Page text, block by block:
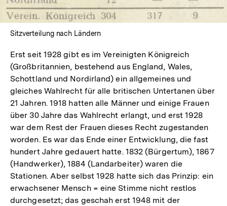
Sitzverteilung nach Ländern
Erst seit 1928 gibt es im Vereinigten Königreich
(Großbritannien, bestehend aus England, Wales,
Schottland und Nordirland) ein allgemeines und
gleiches Wahlrecht für alle britischen Untertanen über
21 Jahren. 1918 hatten alle Männer und einige Frauen
über 30 Jahre das Wahlrecht erlangt, und erst 1928
war dem Rest der Frauen dieses Recht zugestanden
worden. Es war das Ende einer Entwicklung, die fast
hundert Jahre gedauert hatte. 1832 (Bürgertum), 1867
(Handwerker), 1884 (Landarbeiter) waren die
Stationen. Aber selbst 1928 hatte sich das Prinzip: ein
erwachsener Mensch = eine Stimme nicht restlos
durchgesetzt; das geschah erst 1948 mit der